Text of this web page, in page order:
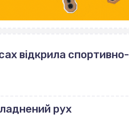
відкрила спортивно-
рух